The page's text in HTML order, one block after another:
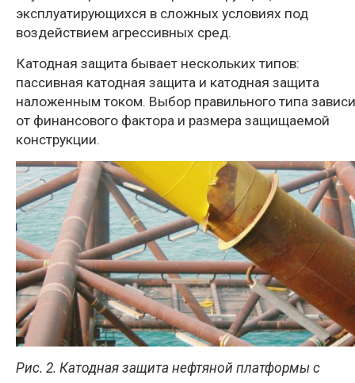
эксплуатирующихся в сложных условиях под
воздействием агрессивных сред.
Катодная защита бывает нескольких типов:
пассивная катодная защита и катодная защита
наложенным током. Выбор правильного типа
от финансового фактора и размера защищаемой
конструкции.
Рис. 2. Катодная защита нефтяной платформы с